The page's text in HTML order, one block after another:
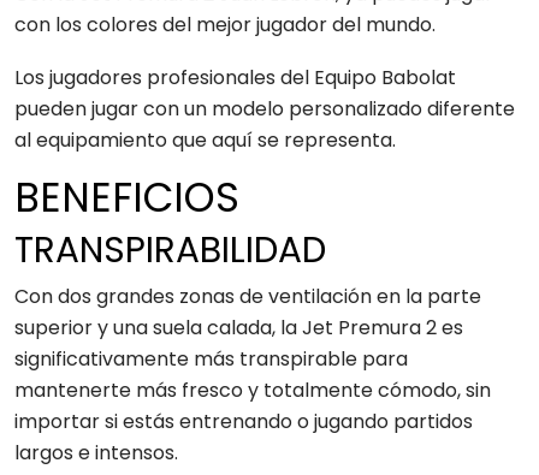
con los colores del mejor jugador del mundo.
Los jugadores profesionales del Equipo Babolat
pueden jugar con un modelo personalizado diferente
al equipamiento que aquí se representa.
BENEFICIOS
TRANSPIRABILIDAD
Con dos grandes zonas de ventilación en la parte
superior y una suela calada, la Jet Premura 2 es
significativamente más transpirable para
mantenerte más fresco y totalmente cómodo, sin
importar si estás entrenando o jugando partidos
largos e intensos.